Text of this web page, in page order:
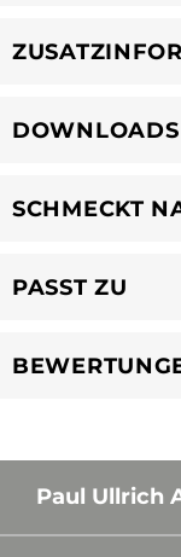
DOWNLOADS
SCHMECKT
PASST ZU
Paul Ullrich